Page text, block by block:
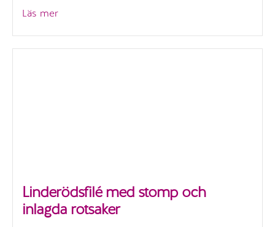
Läs mer”Sous
Linderödsfilé med stomp och
inlagda rotsaker